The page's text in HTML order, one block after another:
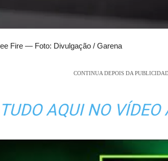
Fire — Foto: Divulgação / Garena
CONTINUA DEPOIS DA
AQUI NO